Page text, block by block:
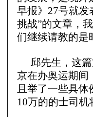
早报》27号就发
挑战”的文章，
们继续请教的是
邱先生，这
京在办奥运期间
且举了一些具体
10万的的士司